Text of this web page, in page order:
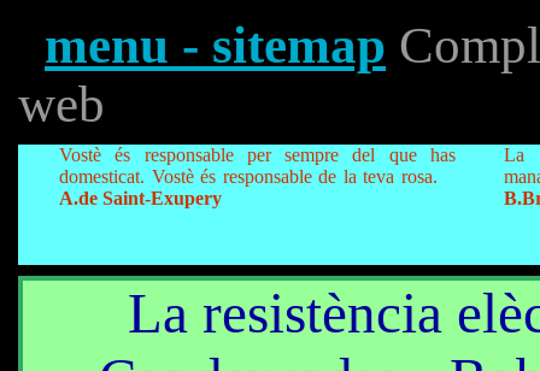
menu - sitemap
web
Vostè és responsable per sempre del que has
domesticat. Vostè és responsable de la teva rosa.
A.de Saint-Exupery
La
La resistència